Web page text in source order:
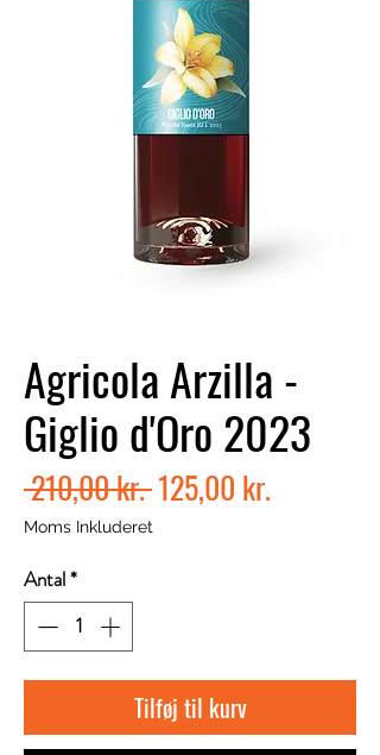
Agricola Arzilla -
Giglio d'Oro 2023
210,00 kr. Regulær
pris
125,00 kr.
Moms Inkluderet
Antal*
Tilføj til kurv